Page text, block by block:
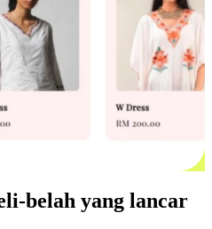
belah yang lancar